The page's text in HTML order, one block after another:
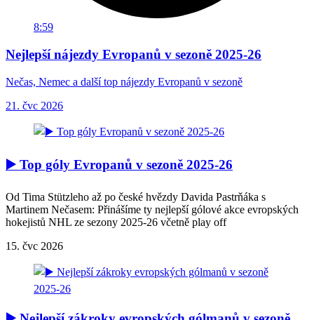
8:59
Nejlepší nájezdy Evropanů v sezoně 2025-26
Nečas, Nemec a další top nájezdy Evropanů v sezoně
21. čvc 2026
▶️ Top góly Evropanů v sezoně 2025-26
Od Tima Stützleho až po české hvězdy Davida Pastrňáka s
Martinem Nečasem: Přinášíme ty nejlepší gólové akce evropských
hokejistů NHL ze sezony 2025-26 včetně play off
15. čvc 2026